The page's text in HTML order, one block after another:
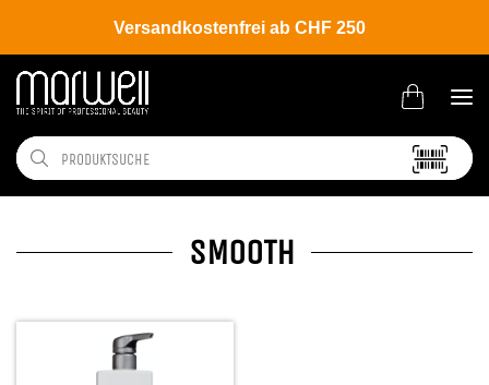
Versandkostenfrei ab CHF 250
SMOOTH